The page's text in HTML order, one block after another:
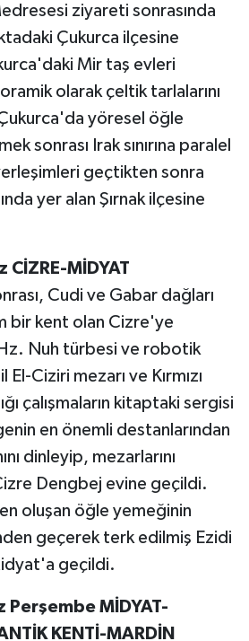
ziyareti sonrasında
Çukurca ilçesine
Mir taş evleri
olarak çeltik tarlalarını
yöresel öğle
sonrası Irak sınırına paralel
geçtikten sonra
yer alan Şırnak ilçesine
CİZRE-MİDYAT
Cudi ve Gabar dağları
bir kent olan Cizre'ye
Nuh türbesi ve robotik
Ciziri mezarı ve Kırmızı
çalışmaların kitaptaki sergisi
en önemli destanlarından
dinleyip, mezarlarını
Dengbej evine geçildi.
oluşan öğle yemeğinin
geçerek terk edilmiş Ezidi
geçildi.
Perşembe MİDYAT-
KENTİ-MARDİN